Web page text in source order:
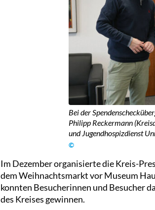
Bei der
Philipp Reckermann
und Jugendhospizdienst
©
Im Dezember organisierte die Kreis-
dem Weihnachtsmarkt vor Museum
konnten Besucherinnen und Besucher
des Kreises gewinnen.